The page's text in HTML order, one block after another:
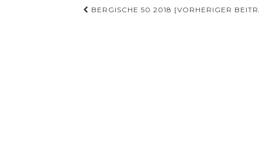
Beitrags-
BERGISCHE 50 2018 [VORHERIGER